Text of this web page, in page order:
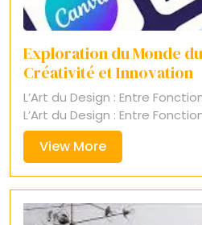
Exploration du Monde
Créativité et Innovation
L’Art du Design : Entre
L’Art du Design : Entre
View MoreView
More